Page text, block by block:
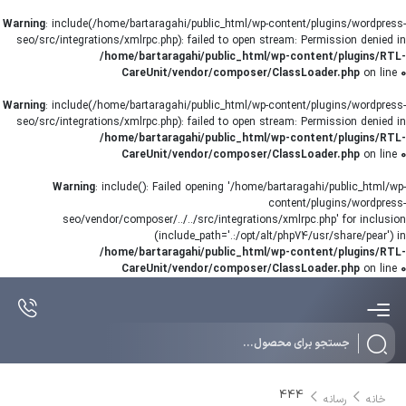
Warning: include(/home/bartaragahi/public_html/wp-content/plugins/wordpress-
seo/src/integrations/xmlrpc.php): failed to open stream: Permission denied in
/home/bartaragahi/public_html/wp-content/plugins/RTL-
CareUnit/vendor/composer/ClassLoader.php on line 0
Warning: include(/home/bartaragahi/public_html/wp-content/plugins/wordpress-
seo/src/integrations/xmlrpc.php): failed to open stream: Permission denied in
/home/bartaragahi/public_html/wp-content/plugins/RTL-
CareUnit/vendor/composer/ClassLoader.php on line 0
Warning: include(): Failed opening '/home/bartaragahi/public_html/wp-
content/plugins/wordpress-
seo/vendor/composer/../../src/integrations/xmlrpc.php' for inclusion
(include_path='.:/opt/alt/php74/usr/share/pear') in
/home/bartaragahi/public_html/wp-content/plugins/RTL-
CareUnit/vendor/composer/ClassLoader.php on line 0
خانه رسانه 444